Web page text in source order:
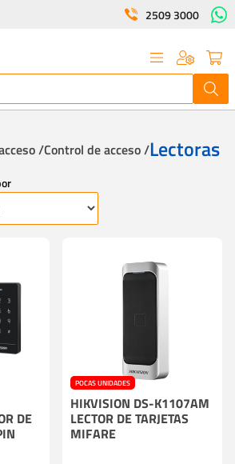
2509 3000
/Control de acceso /Lectoras
DE
POCAS UNIDADES
HIKVISION DS-K1107AM
LECTOR DE TARJETAS
MIFARE